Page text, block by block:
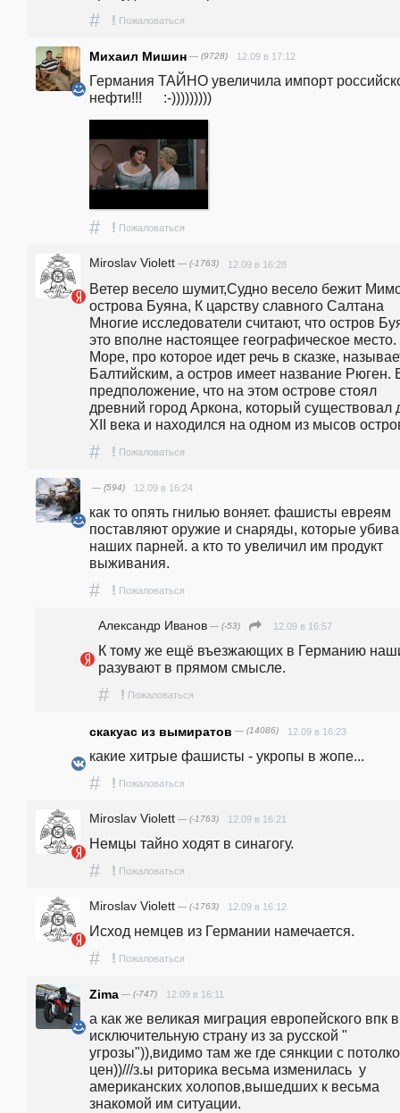
# ! Пожаловаться
Михаил Мишин — (9728) 12.09 в 17:12
Германия ТАЙНО увеличила импорт
нефти!!!      :-)))))))))
# ! Пожаловаться
Miroslav Violett — (-1763) 12.09 в 16:28
Ветер весело шумит,Судно весело бежит
острова Буяна, К царству славного Салтана
Многие исследователи считают, что остров
это вполне настоящее географическое место.
Море, про которое идет речь в сказке,
Балтийским, а остров имеет название Рюген.
предположение, что на этом острове стоял
древний город Аркона, который существовал
XII века и находился на одном из мысов
# ! Пожаловаться
— (594) 12.09 в 16:24
как то опять гнилью воняет. фашисты евреям
поставляют оружие и снаряды, которые
наших парней. а кто то увеличил им продукт
выживания.
# ! Пожаловаться
Александр Иванов — (-53) 12.09 в 16:57
К тому же ещё въезжающих в Германию
разувают в прямом смысле.
# ! Пожаловаться
скакуас из вымиратов — (14086) 12.09 в 16:23
какие хитрые фашисты - укропы в жопе...
# ! Пожаловаться
Miroslav Violett — (-1763) 12.09 в 16:21
Немцы тайно ходят в синагогу.
# ! Пожаловаться
Miroslav Violett — (-1763) 12.09 в 16:12
Исход немцев из Германии намечается.
# ! Пожаловаться
Zima — (-747) 12.09 в 16:11
а как же великая миграция европейского впк в
исключительную страну из за русской "
угрозы")),видимо там же где сянкции с
цен))///з.ы риторика весьма изменилась  у
американских холопов,вышедших к весьма
знакомой им ситуации.